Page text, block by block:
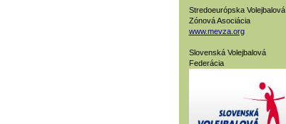
Stredoeurópska Volejbalová
Zónová Asociácia
www.mevza.org
Slovenská Volejbalová
Federácia